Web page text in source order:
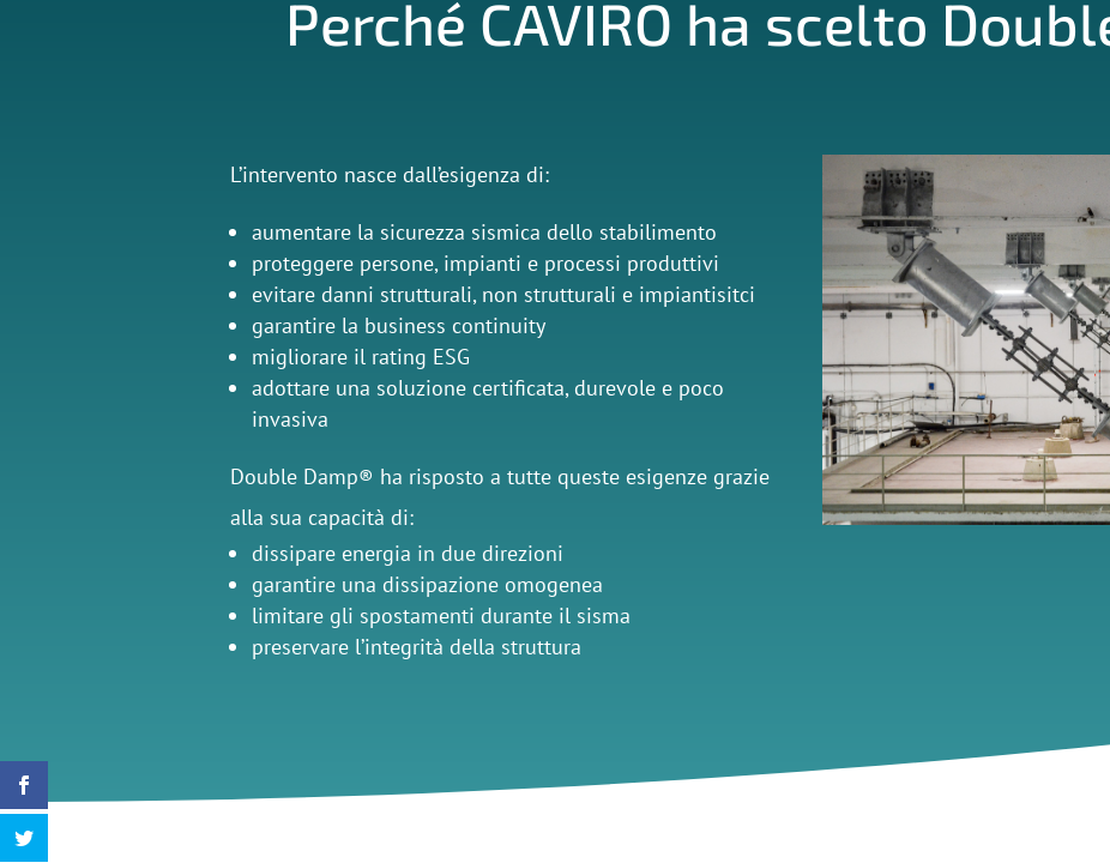
Perché CAVIRO ha scelto
L’intervento nasce dall’esigenza di:
aumentare la sicurezza sismica dello stabilimento
proteggere persone, impianti e processi produttivi
evitare danni strutturali, non strutturali e impiantisitci
garantire la business continuity
migliorare il rating ESG
adottare una soluzione certificata, durevole e poco
invasiva
Double Damp® ha risposto a tutte queste esigenze grazie
alla sua capacità di:
dissipare energia in due direzioni
garantire una dissipazione omogenea
limitare gli spostamenti durante il sisma
preservare l’integrità della struttura